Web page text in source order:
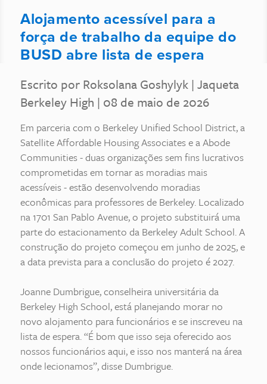
Alojamento acessível para a
força de trabalho da equipe do
BUSD abre lista de espera
Escrito por Roksolana Goshylyk | Jaqueta
Berkeley High | 08 de maio de 2026
Em parceria com o Berkeley Unified School District, a
Satellite Affordable Housing Associates e a Abode
Communities - duas organizações sem fins lucrativos
comprometidas em tornar as moradias mais
acessíveis - estão desenvolvendo moradias
econômicas para professores de Berkeley. Localizado
na 1701 San Pablo Avenue, o projeto substituirá uma
parte do estacionamento da Berkeley Adult School. A
construção do projeto começou em junho de 2025, e
a data prevista para a conclusão do projeto é 2027.
Joanne Dumbrigue, conselheira universitária da
Berkeley High School, está planejando morar no
novo alojamento para funcionários e se inscreveu na
lista de espera. “É bom que isso seja oferecido aos
nossos funcionários aqui, e isso nos manterá na área
onde lecionamos”, disse Dumbrigue.